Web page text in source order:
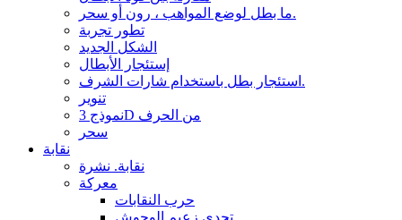
ما بطل لوضع المواهب ، رون أو سحر.
تطور تجربة
الشكل الجديد
إستئجار الأبطال
استئجار بطل باستخدام شارات الشرف.
تنوير
نموذج 3D من الحرف
سحر
نقابة
نقابة. نشرة
معركة
حرب النقابات